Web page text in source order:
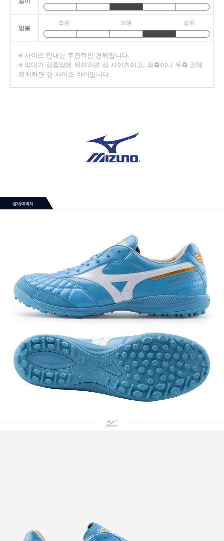
발볼
좁음 보통 넓음
※ 사이즈 안내는 주관적인 견해입니다.
※ 막대가 정중앙에 위치하면 정 사이즈이고, 좌측이나 우측 끝에
위치하면 한 사이즈 차이입니다.